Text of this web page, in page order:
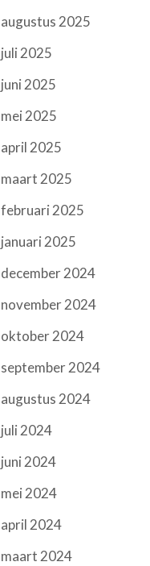
augustus 2025
juli 2025
juni 2025
mei 2025
april 2025
maart 2025
februari 2025
januari 2025
december 2024
november 2024
oktober 2024
september 2024
augustus 2024
juli 2024
juni 2024
mei 2024
april 2024
maart 2024